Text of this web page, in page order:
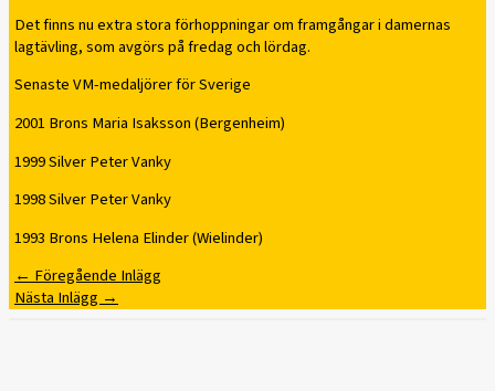
Det finns nu extra stora förhoppningar om framgångar i damernas
lagtävling, som avgörs på fredag och lördag.
Senaste VM-medaljörer för Sverige
2001 Brons Maria Isaksson (Bergenheim)
1999 Silver Peter Vanky
1998 Silver Peter Vanky
1993 Brons Helena Elinder (Wielinder)
←Föregående Inlägg
Nästa Inlägg→